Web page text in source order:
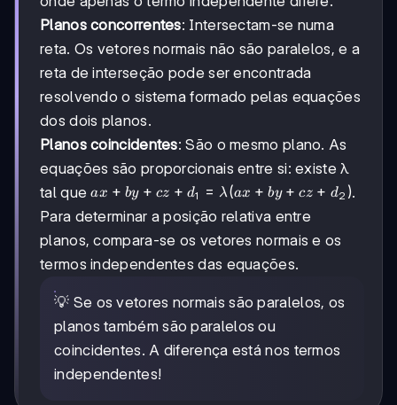
by
+
cz
d_1
=
0
by
+
cz
d_2
= 0
Planos concorrentes: Intersectam-se numa
reta. Os vetores normais não são paralelos, e a
reta de interseção pode ser encontrada
resolvendo o sistema formado pelas equações
dos dois planos.
Planos coincidentes: São o mesmo plano. As
equações são proporcionais entre si: existe λ
tal queax +
by +
cz +
d_1
=
+ by
+
d_2)
ax + by + cz + d1 = λ(ax + by + cz + d2 ).
Para determinar a posição relativa entre
planos, compara-se os vetores normais e os
termos independentes das equações.
💡 Se os vetores normais são paralelos, os
planos também são paralelos ou
coincidentes. A diferença está nos termos
independentes!